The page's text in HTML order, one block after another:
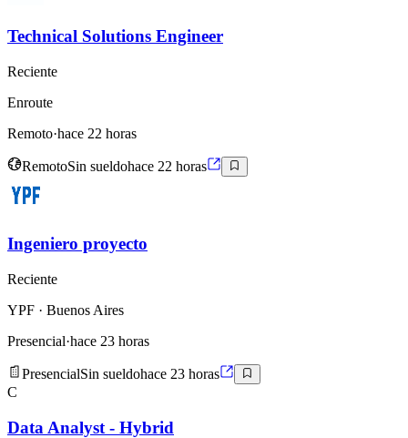
Technical Solutions Engineer
Reciente
Enroute
Remoto·hace 22 horas
RemotoSin sueldohace 22 horas
Ingeniero proyecto
Reciente
YPF · Buenos Aires
Presencial·hace 23 horas
PresencialSin sueldohace 23 horas
C
Data Analyst - Hybrid